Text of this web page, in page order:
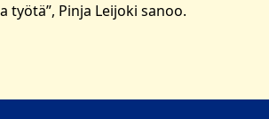
työtä”, Pinja Leijoki sanoo.